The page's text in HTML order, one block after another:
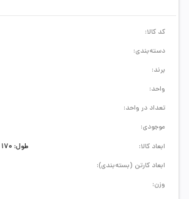
ابعاد کالا:
طول: 170 عرض : 120 ارتفاع:35
ابعاد کارتن (بسته‌بندی):
وزن:
کد کالا:
دسته‌بندی:
برند:
واحد:
تعداد در واحد:
موجودی: